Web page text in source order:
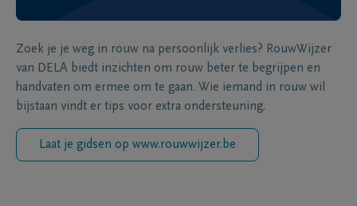
Zoek je je weg in rouw na persoonlijk verlies? RouwWijzer
van DELA biedt inzichten om rouw beter te begrijpen en
handvaten om ermee om te gaan. Wie iemand in rouw wil
bijstaan vindt er tips voor extra ondersteuning.
Laat je gidsen op www.rouwwijzer.be